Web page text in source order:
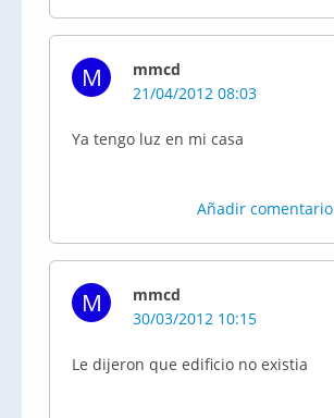
M
mmcd
21/04/2012 08:03
Ya tengo luz en mi casa
Añadir comentario
M
mmcd
30/03/2012 10:15
Le dijeron que edificio no existia